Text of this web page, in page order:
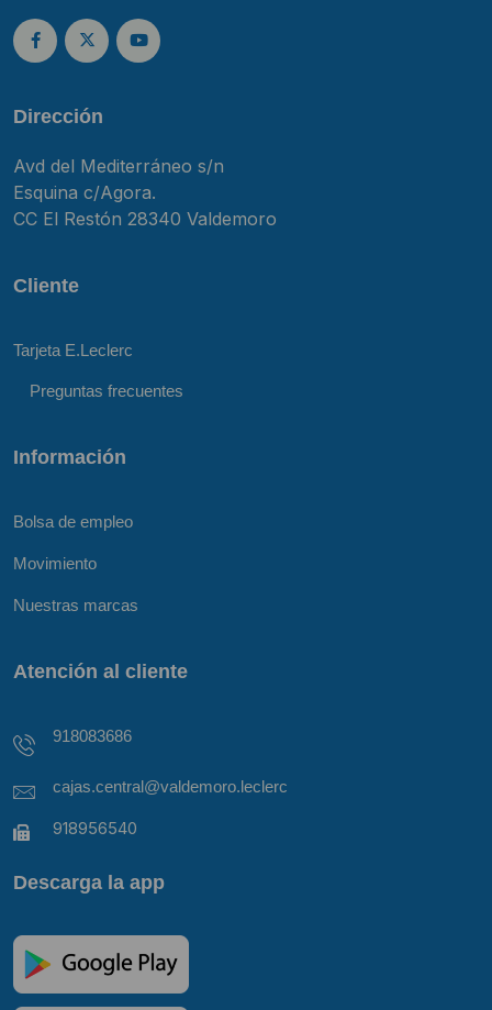
Dirección
Avd del Mediterráneo s/n
Esquina c/Agora.
CC El Restón 28340 Valdemoro
Cliente
Tarjeta E.Leclerc
Preguntas frecuentes
Información
Bolsa de empleo
Movimiento
Nuestras marcas
Atención al cliente
918083686
cajas.central@valdemoro.leclerc
918956540
Descarga la app